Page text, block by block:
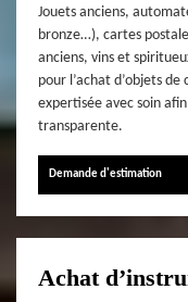
Jouets anciens,
bronze…), cartes
anciens, vins et
pour l’achat d’objets
expertisée avec soin
transparente.
Demande d'estimation
Achat